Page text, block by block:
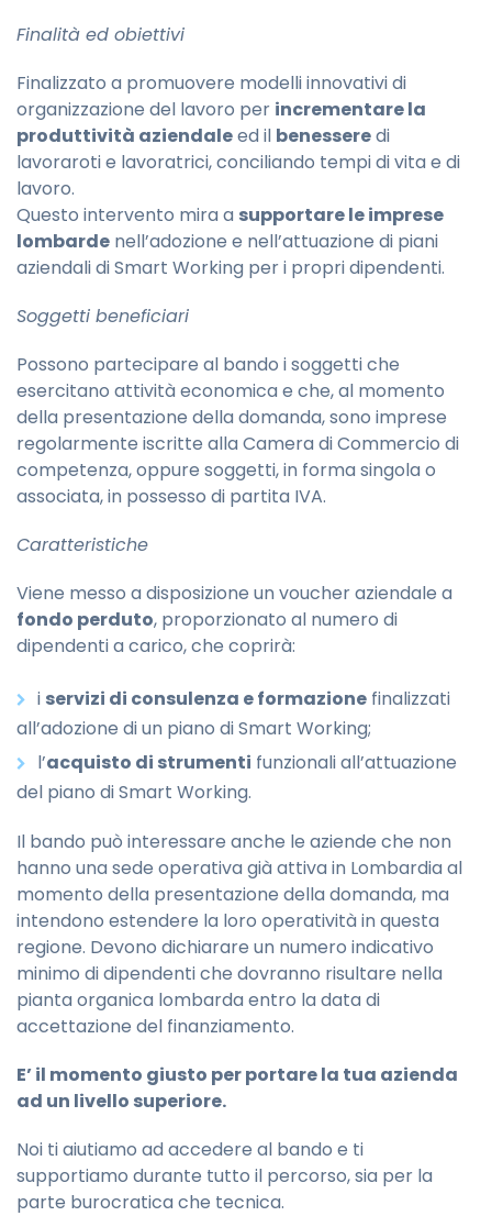
Finalità ed obiettivi
Finalizzato a promuovere modelli innovativi di
organizzazione del lavoro per incrementare la
produttività aziendaleed il benesseredi
lavoraroti e lavoratrici, conciliando tempi di vita e di
lavoro.
Questo intervento mira a supportare le imprese
lombarde nell’adozione e nell’attuazione di piani
aziendali di Smart Working per i propri dipendenti.
Soggetti beneficiari
Possono partecipare al bando i soggetti che
esercitano attività economica e che, al momento
della presentazione della domanda, sono imprese
regolarmente iscritte alla Camera di Commercio di
competenza, oppure soggetti, in forma singola o
associata, in possesso di partita IVA.
Caratteristiche
Viene messo a disposizione un voucher aziendale a
fondo perduto, proporzionato al numero di
dipendenti a carico, che coprirà:
i servizi di consulenza e formazione finalizzati
all’adozione di un piano di Smart Working;
l’acquisto di strumenti funzionali all’attuazione
del piano di Smart Working.
Il bando può interessare anche le aziende che non
hanno una sede operativa già attiva in Lombardia al
momento della presentazione della domanda, ma
intendono estendere la loro operatività in questa
regione. Devono dichiarare un numero indicativo
minimo di dipendenti che dovranno risultare nella
pianta organica lombarda entro la data di
accettazione del finanziamento.
E’ il momento giusto per portare la tua azienda
ad un livello superiore.
Noi ti aiutiamo ad accedere al bando e ti
supportiamo durante tutto il percorso, sia per la
parte burocratica che tecnica.